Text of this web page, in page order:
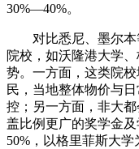
30%—40%。
对比悉尼、墨尔本
院校，如沃隆港大学
势。一方面，这类院
民，当地整体物价与
控；另一方面，非大
盖比例更广的奖学金
50%，以格里菲斯大